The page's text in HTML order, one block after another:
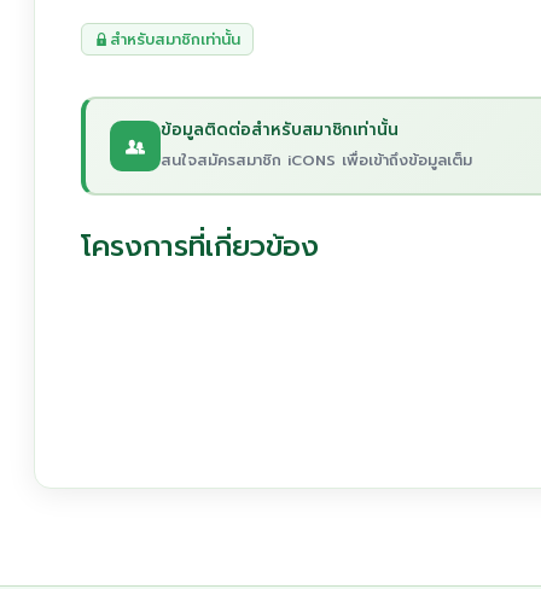
สำหรับสมาชิกเท่านั้น
ข้อมูลติดต่อสำหรับสมาชิกเท่านั้น
สนใจสมัครสมาชิก iCONS เพื่อเข้าถึงข้อมูลเต็ม
โครงการที่เกี่ยวข้อง